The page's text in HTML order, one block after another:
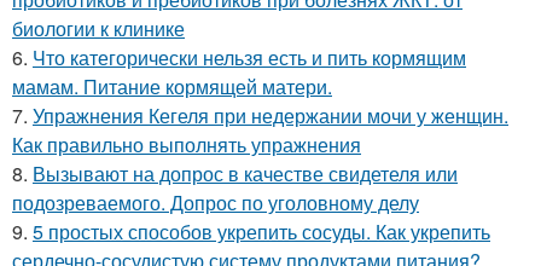
биологии к клинике
6. Что категорически нельзя есть и пить кормящим
мамам. Питание кормящей матери.
7. Упражнения Кегеля при недержании мочи у женщин.
Как правильно выполнять упражнения
8. Вызывают на допрос в качестве свидетеля или
подозреваемого. Допрос по уголовному делу
9. 5 простых способов укрепить сосуды. Как укрепить
сердечно-сосудистую систему продуктами питания?